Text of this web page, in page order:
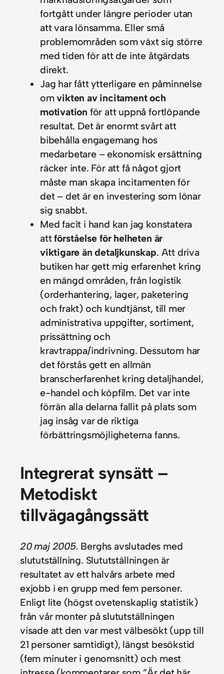
fortgått under längre perioder utan
att vara lönsamma. Eller små
problemområden som växt sig större
med tiden för att de inte åtgärdats
direkt.
Jag har fått ytterligare en påminnelse
omvikten av incitament och
motivation för att uppnå fortlöpande
resultat. Det är enormt svårt att
bibehålla engagemang hos
medarbetare – ekonomisk ersättning
räcker inte. För att få något gjort
måste man skapa incitamenten för
det – det är en investering som lönar
sig snabbt.
Med facit i hand kan jag konstatera
attförståelse för helheten är
viktigare än detaljkunskap. Att driva
butiken har gett mig erfarenhet kring
en mängd områden, från logistik
(orderhantering, lager, paketering
och frakt) och kundtjänst, till mer
administrativa uppgifter, sortiment,
prissättning och
kravtrappa/indrivning. Dessutom har
det förstås gett en allmän
branscherfarenhet kring detaljhandel,
e-handel och köpfilm. Det var inte
förrän alla delarna fallit på plats som
jag insåg var de riktiga
förbättringsmöjligheterna fanns.
Integrerat synsätt –
Metodiskt
tillvägagångssätt
20 maj 2005. Berghs avslutades med
slututställning. Slututställningen är
resultatet av ett halvårs arbete med
exjobb i en grupp med fem personer.
Enligt lite (högst ovetenskaplig statistik)
från vår monter på slututställningen
visade att den var mest välbesökt (upp till
21 personer samtidigt), längst besökstid
(fem minuter i genomsnitt) och mest